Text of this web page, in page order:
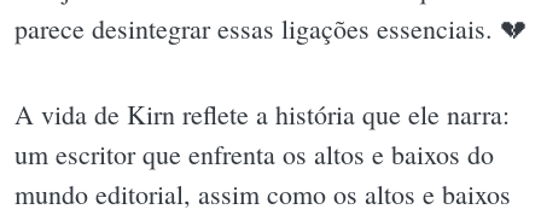
parece desintegrar essas ligações essenciais. 💔
A vida de Kirn reflete a história que ele narra:
um escritor que enfrenta os altos e baixos do
mundo editorial, assim como os altos e baixos